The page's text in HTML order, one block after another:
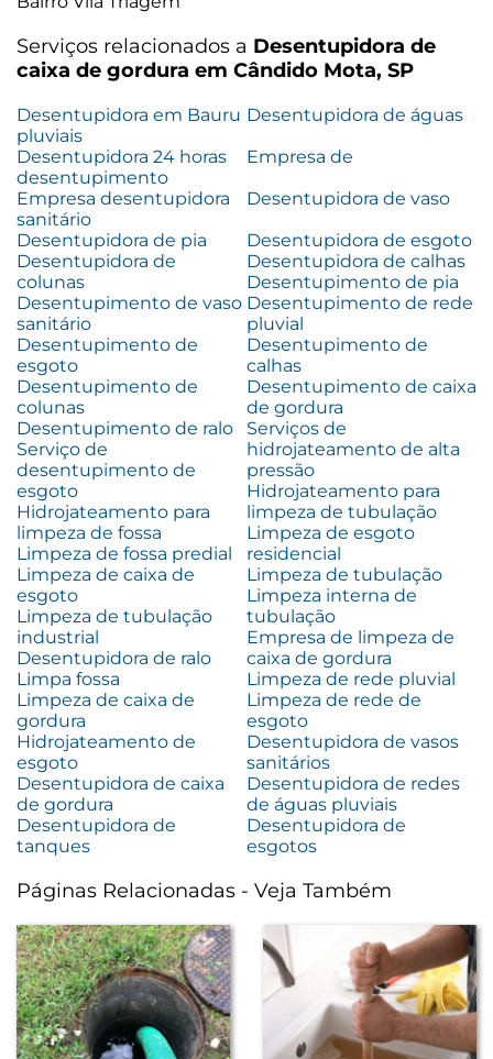
Serviços relacionados a Desentupidora de
caixa de gordura em Cândido Mota, SP
Desentupidora em Bauru Desentupidora de águas
pluviais
Desentupidora 24 horas
Empresa de
desentupimento
Empresa desentupidora
Desentupidora de vaso
sanitário
Desentupidora de pia
Desentupidora de esgoto
Desentupidora de
colunas
Desentupidora de calhas
Desentupimento de vaso
sanitário
Desentupimento de pia
Desentupimento de
esgoto
Desentupimento de rede
pluvial
Desentupimento de
colunas
Desentupimento de
calhas
Desentupimento de ralo
Desentupimento de caixa
de gordura
Serviço de
desentupimento de
esgoto
Serviços de
hidrojateamento de alta
pressão
Hidrojateamento para
limpeza de fossa
Hidrojateamento para
limpeza de tubulação
Limpeza de fossa predial
Limpeza de esgoto
residencial
Limpeza de caixa de
esgoto
Limpeza de tubulação
Limpeza de tubulação
industrial
Limpeza interna de
tubulação
Desentupidora de ralo
Empresa de limpeza de
caixa de gordura
Limpa fossa
Limpeza de rede pluvial
Limpeza de caixa de
gordura
Limpeza de rede de
esgoto
Hidrojateamento de
esgoto
Desentupidora de vasos
sanitários
Desentupidora de caixa
de gordura
Desentupidora de redes
de águas pluviais
Desentupidora de
tanques
Desentupidora de
esgotos
Páginas Relacionadas - Veja Também